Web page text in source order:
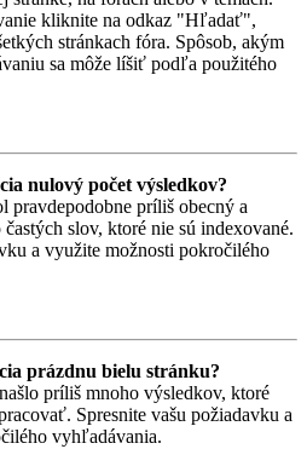
kliknite na odkaz "Hľadať",
stránkach fóra. Spôsob, akým
sa môže líšiť podľa použitého
nulový počet výsledkov?
pravdepodobne príliš obecný a
slov, ktoré nie sú indexované.
a využite možnosti pokročilého
prázdnu bielu stránku?
príliš mnoho výsledkov, ktoré
Spresnite vašu požiadavku a
vyhľadávania.